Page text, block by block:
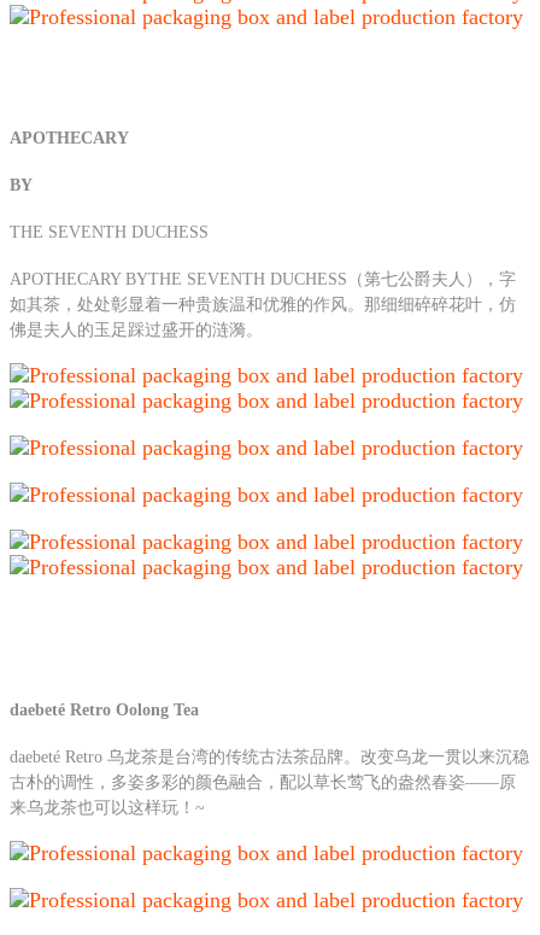
APOTHECARY
BY
THE SEVENTH DUCHESS
APOTHECARY BYTHE SEVENTH DUCHESS（第七公爵夫人），字
如其茶，处处彰显着一种贵族温和优雅的作风。那细细碎碎花叶，仿
佛是夫人的玉足踩过盛开的涟漪。
daebeté Retro Oolong Tea
daebeté Retro 乌龙茶是台湾的传统古法茶品牌。改变乌龙一贯以来沉稳
古朴的调性，多姿多彩的颜色融合，配以草长莺飞的盎然春姿——原
来乌龙茶也可以这样玩！~